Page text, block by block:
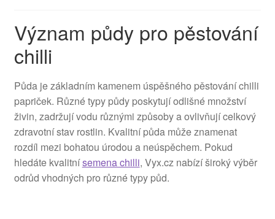
Význam půdy pro pěstování
chilli
Půda je základním kamenem úspěšného pěstování chilli
papriček. Různé typy půdy poskytují odlišné množství
živin, zadržují vodu různými způsoby a ovlivňují celkový
zdravotní stav rostlin. Kvalitní půda může znamenat
rozdíl mezi bohatou úrodou a neúspěchem. Pokud
hledáte kvalitnísemena chilli, Vyx.cz nabízí široký výběr
odrůd vhodných pro různé typy půd.